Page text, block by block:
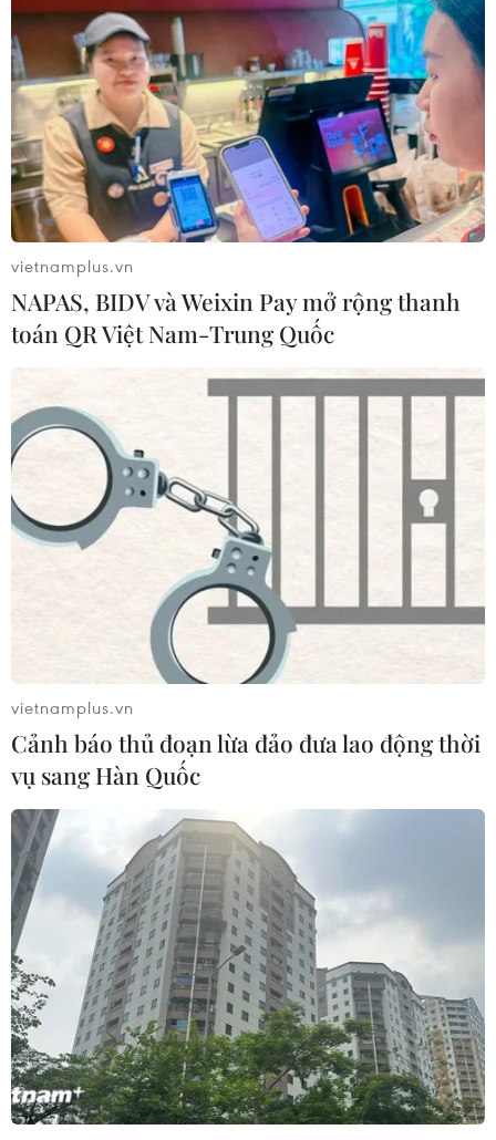
TIN CÙNG CHUYÊN MỤC
NAPAS và KiotViet hợp tác mở rộng
hệ sinh thái thanh toán VietQR
06/08/2026 14:03
BIDV chốt ngày chia 498 triệu cổ
phiếu, tăng vốn điều lệ lên 77.783 tỷ
đồng
06/08/2026 13:42
Hướng tới mục tiêu quy mô dự trữ
đạt 1% GDP vào năm 2030
06/08/2026 10:23
NAPAS, BIDV và Weixin Pay mở rộng
vietnamplus.vn
NAPAS, BIDV và Weixin Pay mở rộng thanh
toán QR Việt Nam-Trung Quốc
vietnamplus.vn
Cảnh báo thủ đoạn lừa đảo đưa lao động thời
vụ sang Hàn Quốc